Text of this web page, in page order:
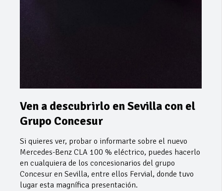
Ven a descubrirlo en Sevilla con el
Grupo Concesur
Si quieres ver, probar o informarte sobre el nuevo
Mercedes-Benz CLA 100 % eléctrico, puedes hacerlo
en cualquiera de los concesionarios del grupo
Concesur en Sevilla, entre ellos Fervial, donde tuvo
lugar esta magnífica presentación.